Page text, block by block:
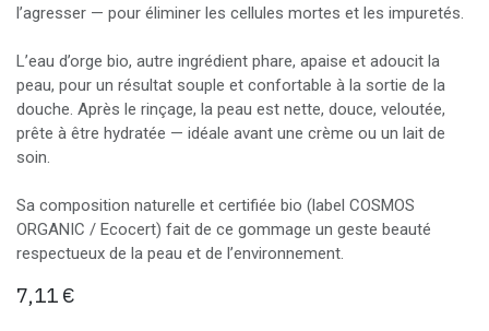
l’agresser — pour éliminer les cellules mortes et les impuretés.
L’eau d’orge bio, autre ingrédient phare, apaise et adoucit la
peau, pour un résultat souple et confortable à la sortie de la
douche. Après le rinçage, la peau est nette, douce, veloutée,
prête à être hydratée — idéale avant une crème ou un lait de
soin.
Sa composition naturelle et certifiée bio (label COSMOS
ORGANIC / Ecocert) fait de ce gommage un geste beauté
respectueux de la peau et de l’environnement.
7,11 €